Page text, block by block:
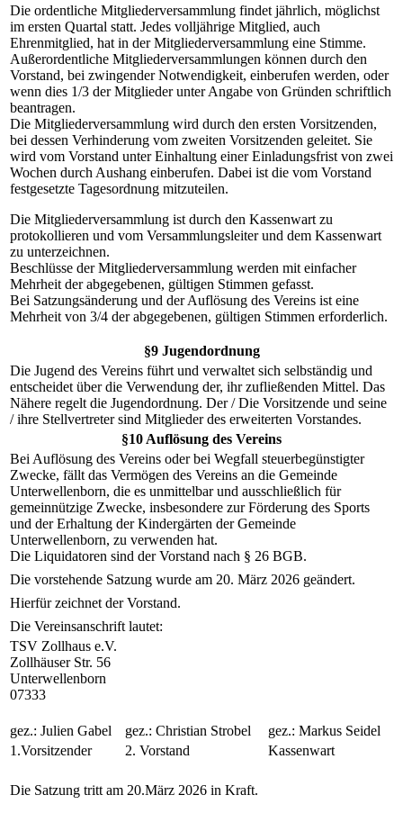
Die ordentliche Mitgliederversammlung findet jährlich, möglichst
im ersten Quartal statt. Jedes volljährige Mitglied, auch
Ehrenmitglied, hat in der Mitgliederversammlung eine Stimme.
Außerordentliche Mitgliederversammlungen können durch den
Vorstand, bei zwingender Notwendigkeit, einberufen werden, oder
wenn dies 1/3 der Mitglieder unter Angabe von Gründen schriftlich
beantragen.
Die Mitgliederversammlung wird durch den ersten Vorsitzenden,
bei dessen Verhinderung vom zweiten Vorsitzenden geleitet. Sie
wird vom Vorstand unter Einhaltung einer Einladungsfrist von zwei
Wochen durch Aushang einberufen. Dabei ist die vom Vorstand
festgesetzte Tagesordnung mitzuteilen.
Die Mitgliederversammlung ist durch den Kassenwart zu
protokollieren und vom Versammlungsleiter und dem Kassenwart
zu unterzeichnen.
Beschlüsse der Mitgliederversammlung werden mit einfacher
Mehrheit der abgegebenen, gültigen Stimmen gefasst.
Bei Satzungsänderung und der Auflösung des Vereins ist eine
Mehrheit von 3/4 der abgegebenen, gültigen Stimmen erforderlich.
§9 Jugendordnung
Die Jugend des Vereins führt und verwaltet sich selbständig und
entscheidet über die Verwendung der, ihr zufließenden Mittel. Das
Nähere regelt die Jugendordnung. Der / Die Vorsitzende und seine
/ ihre Stellvertreter sind Mitglieder des erweiterten Vorstandes.
§10 Auflösung des Vereins
Bei Auflösung des Vereins oder bei Wegfall steuerbegünstigter
Zwecke, fällt das Vermögen des Vereins an die Gemeinde
Unterwellenborn, die es unmittelbar und ausschließlich für
gemeinnützige Zwecke, insbesondere zur Förderung des Sports
und der Erhaltung der Kindergärten der Gemeinde
Unterwellenborn, zu verwenden hat.
Die Liquidatoren sind der Vorstand nach § 26 BGB.
Die vorstehende Satzung wurde am 20. März 2026 geändert.
Hierfür zeichnet der Vorstand.
Die Vereinsanschrift lautet:
TSV Zollhaus e.V.
Zollhäuser Str. 56
Unterwellenborn
07333
gez.: Julien Gabel gez.: Christian Strobel
gez.: Markus Seidel
1.Vorsitzender
2. Vorstand Kassenwart
Die Satzung tritt am 20.März 2026 in Kraft.